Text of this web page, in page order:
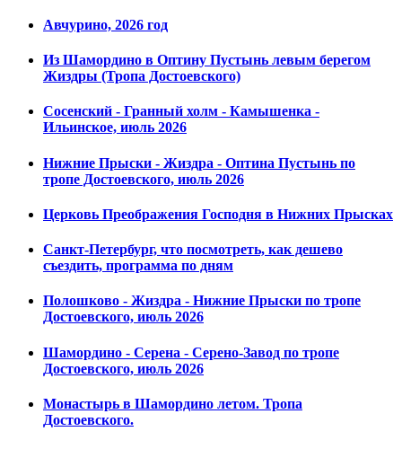
Авчурино, 2026 год
Из Шамордино в Оптину Пустынь левым берегом
Жиздры (Тропа Достоевского)
Сосенский - Гранный холм - Камышенка -
Ильинское, июль 2026
Нижние Прыски - Жиздра - Оптина Пустынь по
тропе Достоевского, июль 2026
Церковь Преображения Господня в Нижних Прысках
Санкт-Петербург, что посмотреть, как дешево
съездить, программа по дням
Полошково - Жиздра - Нижние Прыски по тропе
Достоевского, июль 2026
Шамордино - Серена - Серено-Завод по тропе
Достоевского, июль 2026
Монастырь в Шамордино летом. Тропа
Достоевского.